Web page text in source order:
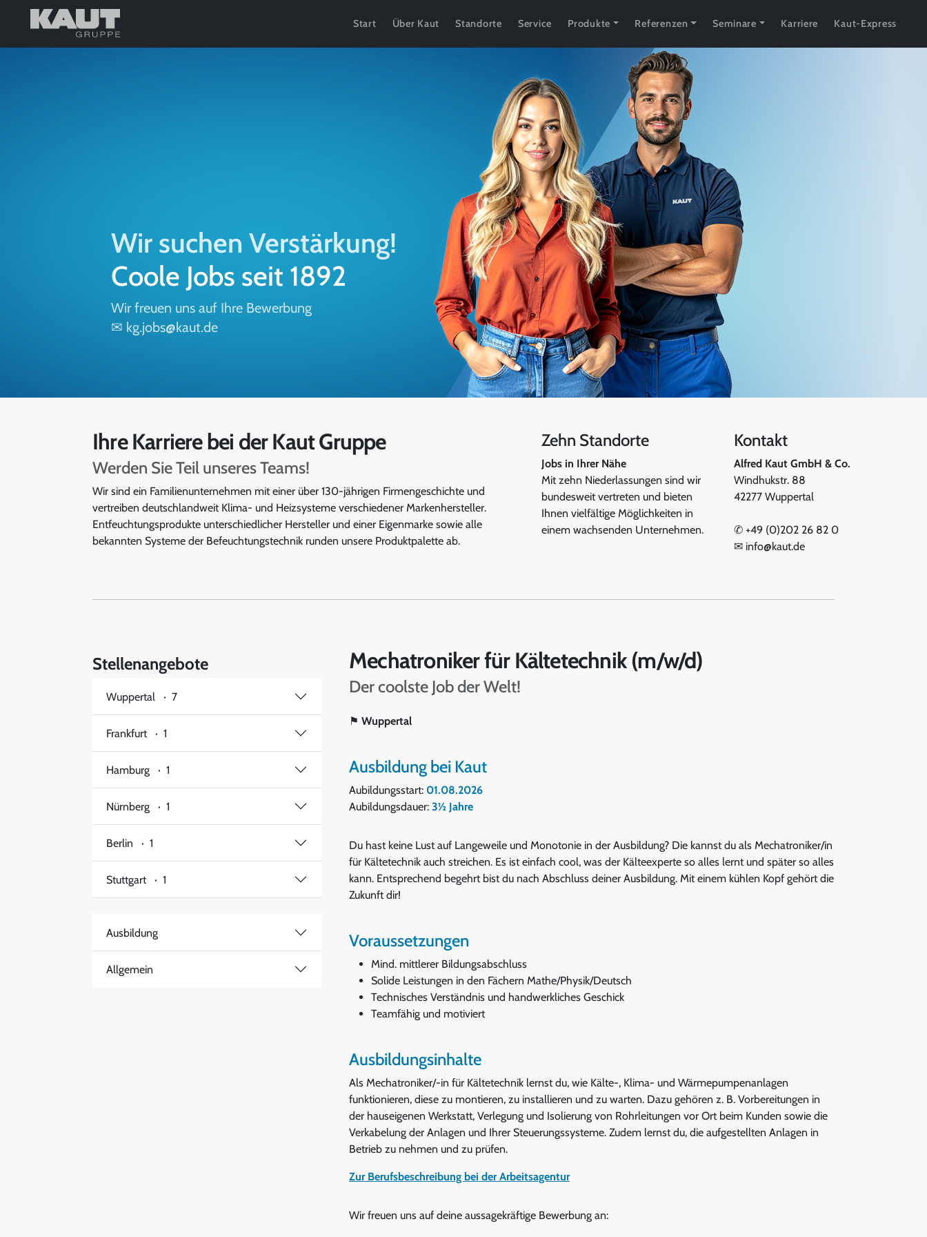
Start Über Kaut Standorte Service Produkte Referenzen Seminare Karriere Kaut-Express
Wir suchen Verstärkung!
Coole Jobs seit 1892
Wir freuen uns auf Ihre Bewerbung
✉ kg.jobs@kaut.de
Ihre Karriere bei der Kaut Gruppe
Werden Sie Teil unseres Teams!
Wir sind ein Familienunternehmen mit einer über 130-jährigen Firmengeschichte und
vertreiben deutschlandweit Klima- und Heizsysteme verschiedener Markenhersteller.
Entfeuchtungsprodukte unterschiedlicher Hersteller und einer Eigenmarke sowie alle
bekannten Systeme der Befeuchtungstechnik runden unsere Produktpalette ab.
Zehn Standorte
Jobs in Ihrer Nähe
Mit zehn Niederlassungen sind wir
bundesweit vertreten und bieten
Ihnen vielfältige Möglichkeiten in
einem wachsenden Unternehmen.
Kontakt
Alfred Kaut GmbH & Co.
Windhukstr. 88
42277 Wuppertal
✆ +49 (0)202 26 82 0
✉ info@kaut.de
Stellenangebote
Wuppertal · 7
Frankfurt · 1
Hamburg · 1
Nürnberg · 1
Berlin · 1
Stuttgart · 1
Ausbildung
Allgemein
Mechatroniker für Kältetechnik (m/w/d)
Der coolste Job der Welt!
⚑ Wuppertal
Ausbildung bei Kaut
Aubildungsstart: 01.08.2026
Aubildungsdauer: 3½ Jahre
Du hast keine Lust auf Langeweile und Monotonie in der Ausbildung? Die kannst du als Mechatroniker/in
für Kältetechnik auch streichen. Es ist einfach cool, was der Kälteexperte so alles lernt und später so alles
kann. Entsprechend begehrt bist du nach Abschluss deiner Ausbildung. Mit einem kühlen Kopf gehört die
Zukunft dir!
Voraussetzungen
Mind. mittlerer Bildungsabschluss
Solide Leistungen in den Fächern Mathe/Physik/Deutsch
Technisches Verständnis und handwerkliches Geschick
Teamfähig und motiviert
Ausbildungsinhalte
Als Mechatroniker/-in für Kältetechnik lernst du, wie Kälte-, Klima- und Wärmepumpenanlagen
funktionieren, diese zu montieren, zu installieren und zu warten. Dazu gehören z. B. Vorbereitungen in
der hauseigenen Werkstatt, Verlegung und Isolierung von Rohrleitungen vor Ort beim Kunden sowie die
Verkabelung der Anlagen und Ihrer Steuerungssysteme. Zudem lernst du, die aufgestellten Anlagen in
Betrieb zu nehmen und zu prüfen.
Zur Berufsbeschreibung bei der Arbeitsagentur
Wir freuen uns auf deine aussagekräftige Bewerbung an: